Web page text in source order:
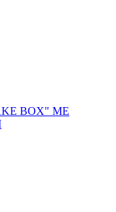
BOX" ΜΕ